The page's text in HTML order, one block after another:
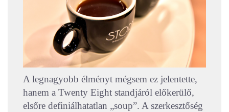
A legnagyobb élményt mégsem ez jelentette,
hanem a Twenty Eight standjáról előkerülő,
elsőre definiálhatatlan „soup”. A szerkesztőség